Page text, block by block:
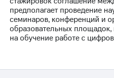
Описание
Еврооблигации-
Уведомление
о
погашении
Другое
предполагает проведение
семинаров, конференций и
образовательных
на обучение работе с